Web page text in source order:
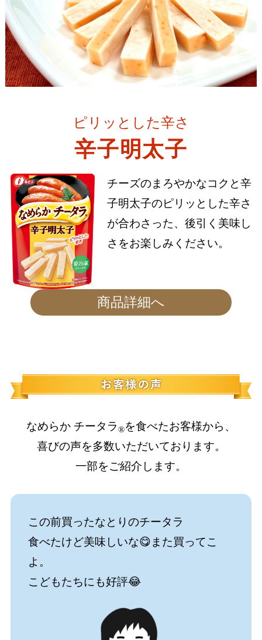
ピリッとした辛さ
辛子明太子
チーズのまろやかなコクと辛
子明太子のピリッとした辛さ
が合わさった、後引く美味し
さをお楽しみください。
商品詳細へ
なめらか チータラ®を食べたお客様から、
喜びの声を多数いただいております。
一部をご紹介します。
この前買ったなとりのチータラ
食べたけど美味しいな😋また買ってこ
よ。
こどもたちにも好評😂